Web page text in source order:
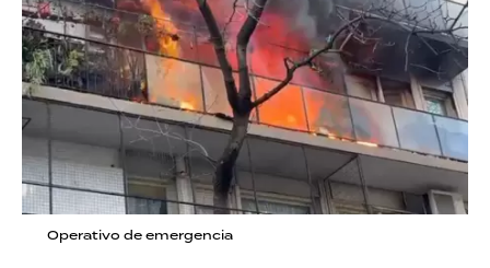
Operativo de emergencia